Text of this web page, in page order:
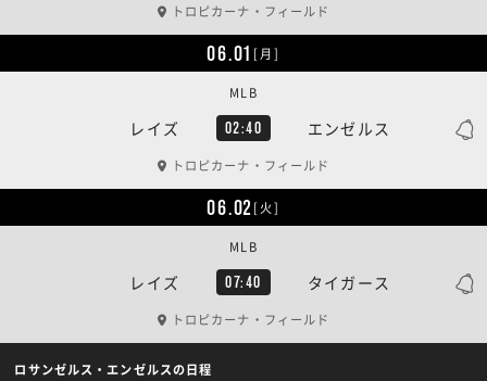
トロピカーナ・フィールド
06.01 [月]
レイズ 02:40 エンゼルス
MLB
トロピカーナ・フィールド
06.02[火]
レイズ 07:40 タイガース
MLB
トロピカーナ・フィールド
ロサンゼルス・エンゼルスの日程